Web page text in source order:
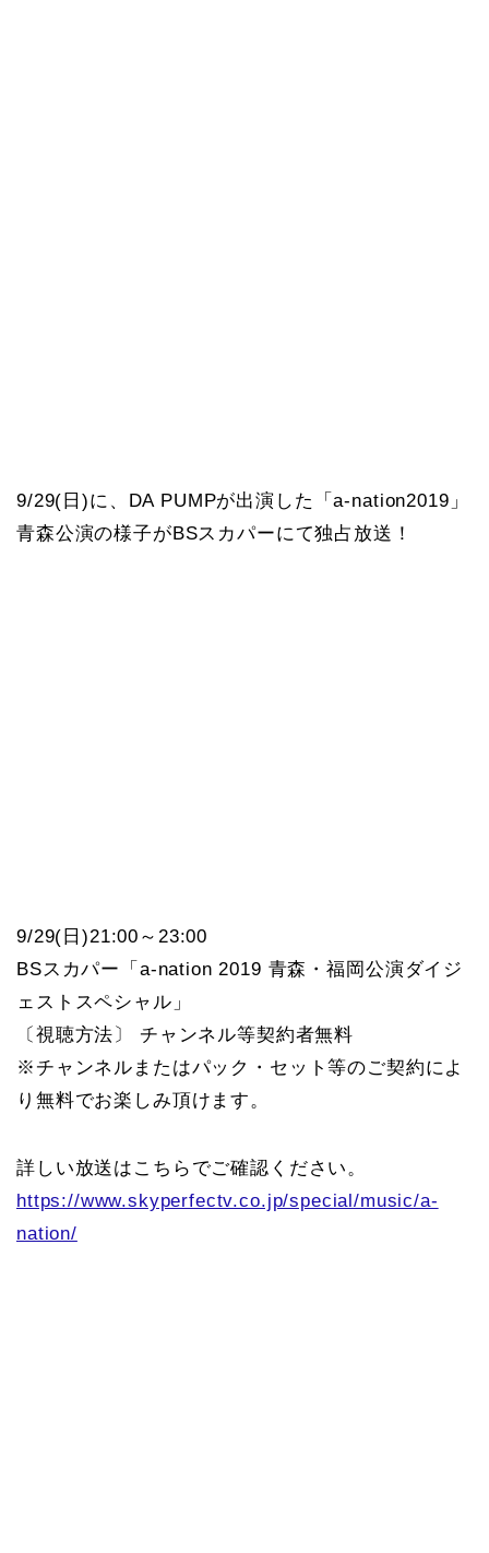
9/29(日)に、DA PUMPが出演した「a-nation2019」
青森公演の様子がBSスカパーにて独占放送！
9/29(日)21:00～23:00
BSスカパー「a-nation 2019 青森・福岡公演ダイジ
ェストスペシャル」
〔視聴方法〕 チャンネル等契約者無料
※チャンネルまたはパック・セット等のご契約によ
り無料でお楽しみ頂けます。
詳しい放送はこちらでご確認ください。
https://www.skyperfectv.co.jp/special/music/a-
nation/